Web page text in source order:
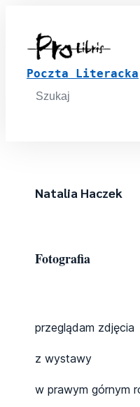
Poczta Literacka
Search
for:
Natalia Haczek
Fotografia
przeglądam zdjęcia
z wystawy
w prawym górnym